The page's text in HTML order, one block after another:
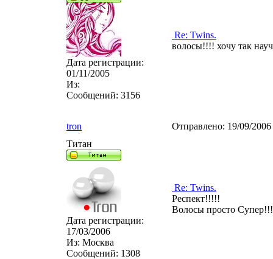
Дата регистрации:
01/11/2005
Из:
Сообщений: 3156
Re: Twins.
волосы!!!! хочу так
tron Отправлено: 19/09/
Титан
Дата регистрации:
17/03/2006
Из: Москва
Сообщений: 1308
Re: Twins.
Респект!!!!!
Волосы просто